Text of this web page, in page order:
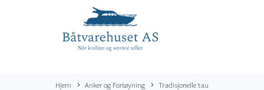
Hjem Anker og Fortøyning Tradisjonelle tau